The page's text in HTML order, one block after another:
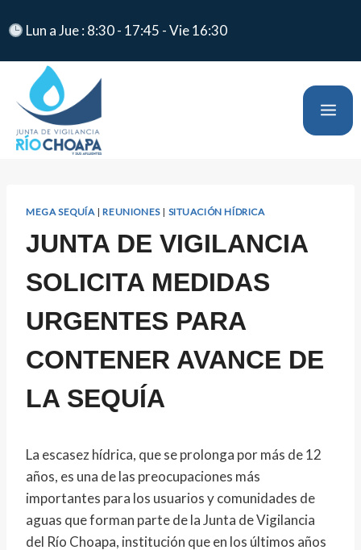
Lun a Jue : 8:30 - 17:45 - Vie 16:30
MEGA SEQUÍA|REUNIONES| SITUACIÓN HÍDRICA
JUNTA DE VIGILANCIA
SOLICITA MEDIDAS
URGENTES PARA
CONTENER AVANCE DE
LA SEQUÍA
La escasez hídrica, que se prolonga por más de 12
años, es una de las preocupaciones más
importantes para los usuarios y comunidades de
aguas que forman parte de la Junta de Vigilancia
del Río Choapa, institución que en los últimos años